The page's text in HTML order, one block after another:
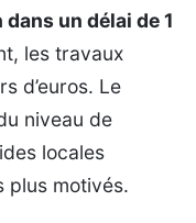
un délai de 1
les travaux
d’euros. Le
niveau de
locales
plus motivés.